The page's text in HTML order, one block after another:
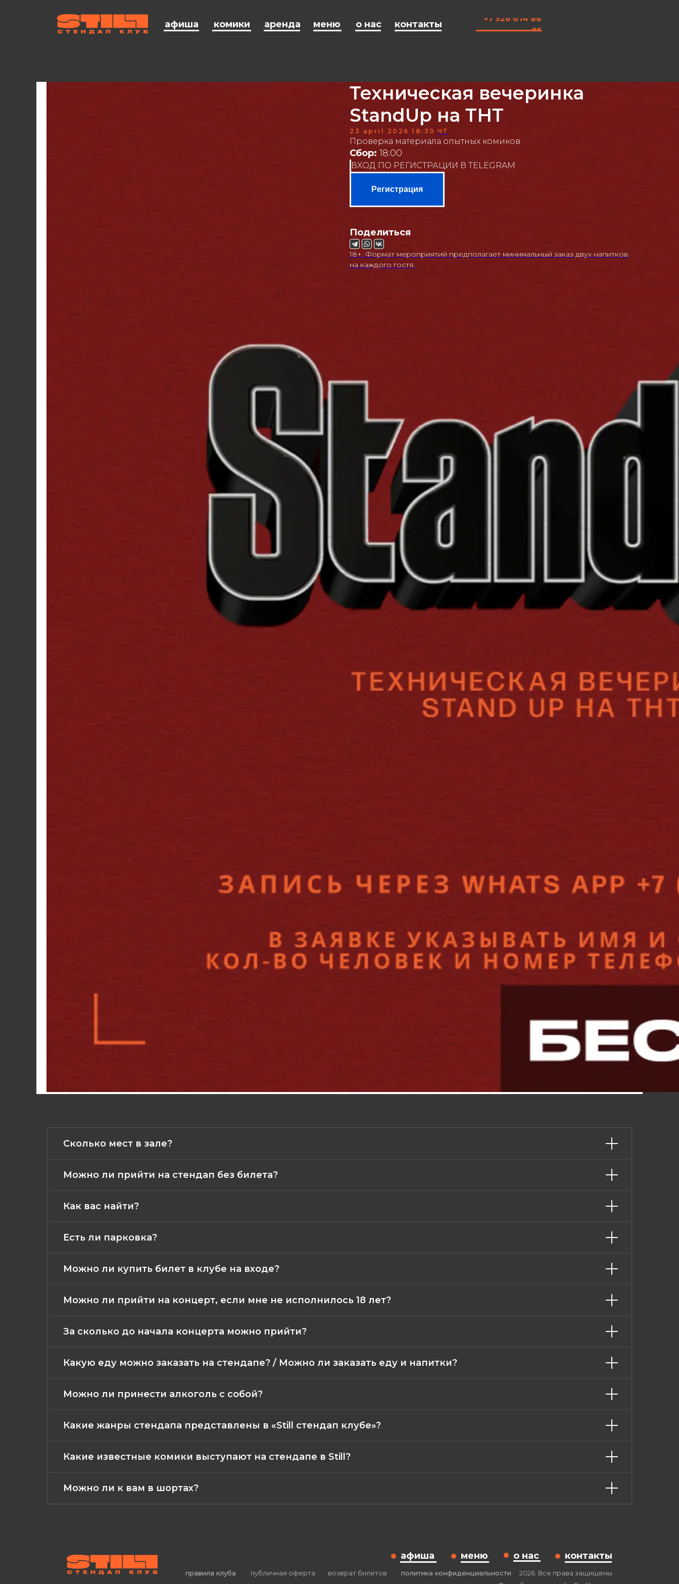
+7 926 674 88
85
аренда
афиша комики меню контакты
о нас
Техническая вечеринка
StandUp на ТНТ
23 april 2026 18:30 ЧТ
Проверка материала опытных комиков.
Сбор: 18:00
ВХОД ПО РЕГИСТРАЦИИ В TELEGRAM
Регистрация
Поделиться
18+. Формат мероприятий предполагает минимальный заказ двух напитков
на каждого гостя.
Сколько мест в зале?
Можно ли прийти на стендап без билета?
Как вас найти?
Есть ли парковка?
Можно ли купить билет в клубе на входе?
Можно ли прийти на концерт, если мне не исполнилось 18 лет?
За сколько до начала концерта можно прийти?
Какую еду можно заказать на стендапе? / Можно ли заказать еду и напитки?
Можно ли принести алкоголь с собой?
Какие жанры стендапа представлены в «Still стендап клубе»?
Какие известные комики выступают на стендапе в Still?
Можно ли к вам в шортах?
о нас
меню
2026. Все права защищены
контакты
возврат билетов политика конфиденциальности
публичная оферта
правила клуба
афиша